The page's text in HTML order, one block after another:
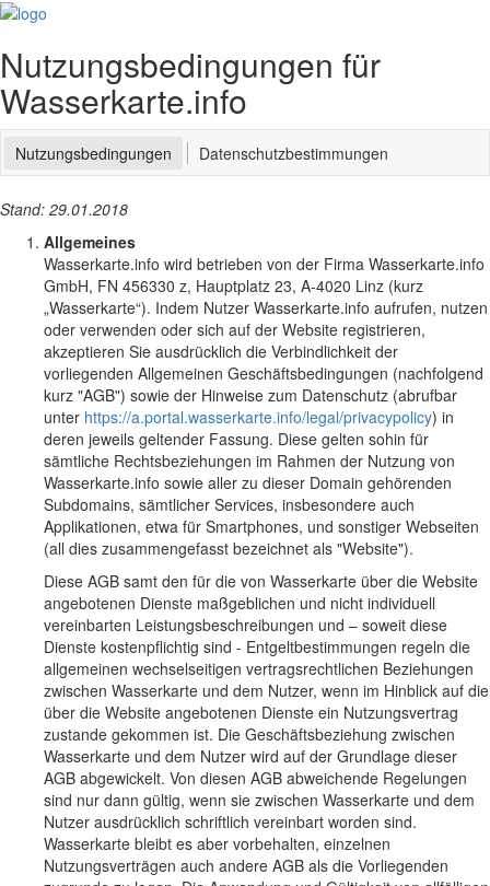
Nutzungsbedingungen für
Wasserkarte.info
Nutzungsbedingungen Datenschutzbestimmungen
Stand: 29.01.2018
Allgemeines
Wasserkarte.info wird betrieben von der Firma Wasserkarte.info
GmbH, FN 456330 z, Hauptplatz 23, A-4020 Linz (kurz
„Wasserkarte“). Indem Nutzer Wasserkarte.info aufrufen, nutzen
oder verwenden oder sich auf der Website registrieren,
akzeptieren Sie ausdrücklich die Verbindlichkeit der
vorliegenden Allgemeinen Geschäftsbedingungen (nachfolgend
kurz "AGB") sowie der Hinweise zum Datenschutz (abrufbar
unter https://a.portal.wasserkarte.info/legal/privacypolicy) in
deren jeweils geltender Fassung. Diese gelten sohin für
sämtliche Rechtsbeziehungen im Rahmen der Nutzung von
Wasserkarte.info sowie aller zu dieser Domain gehörenden
Subdomains, sämtlicher Services, insbesondere auch
Applikationen, etwa für Smartphones, und sonstiger Webseiten
(all dies zusammengefasst bezeichnet als "Website").
Diese AGB samt den für die von Wasserkarte über die Website
angebotenen Dienste maßgeblichen und nicht individuell
vereinbarten Leistungsbeschreibungen und – soweit diese
Dienste kostenpflichtig sind - Entgeltbestimmungen regeln die
allgemeinen wechselseitigen vertragsrechtlichen Beziehungen
zwischen Wasserkarte und dem Nutzer, wenn im Hinblick auf die
über die Website angebotenen Dienste ein Nutzungsvertrag
zustande gekommen ist. Die Geschäftsbeziehung zwischen
Wasserkarte und dem Nutzer wird auf der Grundlage dieser
AGB abgewickelt. Von diesen AGB abweichende Regelungen
sind nur dann gültig, wenn sie zwischen Wasserkarte und dem
Nutzer ausdrücklich schriftlich vereinbart worden sind.
Wasserkarte bleibt es aber vorbehalten, einzelnen
Nutzungsverträgen auch andere AGB als die Vorliegenden